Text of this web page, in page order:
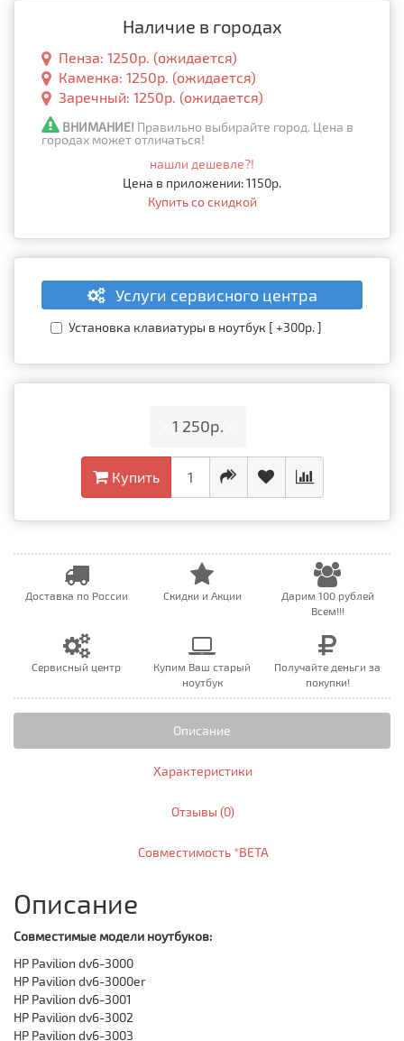
Наличие в городах
Пенза: 1250р. (ожидается)
Каменка: 1250р. (ожидается)
Заречный: 1250р. (ожидается)
ВНИМАНИЕ! Правильно выбирайте город. Цена в
городах может отличаться!
нашли дешевле?!
Цена в приложении: 1150р.
Купить со скидкой
Услуги сервисного центра
Установка клавиатуры в ноутбук [ +300р. ]
1 250р.
Купить
Доставка по России Скидки и Акции
Дарим 100 рублей
Всем!!!
Сервисный центр
Купим Ваш старый
ноутбук
Получайте деньги за
покупки!
Описание
Характеристики
Отзывы (0)
Совместимость *BETA
Описание
Совместимые модели ноутбуков:
HP Pavilion dv6-3000
HP Pavilion dv6-3000er
HP Pavilion dv6-3001
HP Pavilion dv6-3002
HP Pavilion dv6-3003